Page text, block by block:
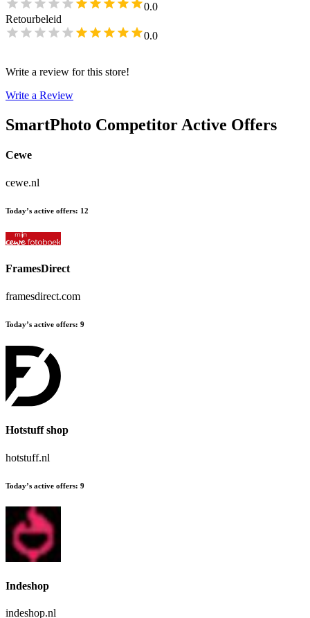
0.0
Retourbeleid
0.0
Write a review for this store!
Write a Review
SmartPhoto Competitor Active Offers
Cewe
cewe.nl
Today’s active offers: 12
FramesDirect
framesdirect.com
Today’s active offers: 9
Hotstuff shop
hotstuff.nl
Today’s active offers: 9
Indeshop
indeshop.nl